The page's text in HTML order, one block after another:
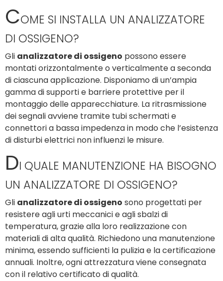
COME SI INSTALLA UN ANALIZZATORE
DI OSSIGENO?
Gli analizzatore di ossigeno possono essere
montati orizzontalmente o verticalmente a seconda
di ciascuna applicazione. Disponiamo di un’ampia
gamma di supporti e barriere protettive per il
montaggio delle apparecchiature. La ritrasmissione
dei segnali avviene tramite tubi schermati e
connettori a bassa impedenza in modo che l’esistenza
di disturbi elettrici non influenzi le misure.
DI QUALE MANUTENZIONE HA BISOGNO
UN ANALIZZATORE DI OSSIGENO?
Gli analizzatore di ossigeno sono progettati per
resistere agli urti meccanici e agli sbalzi di
temperatura, grazie alla loro realizzazione con
materiali di alta qualità. Richiedono una manutenzione
minima, essendo sufficienti la pulizia e la certificazione
annuali. Inoltre, ogni attrezzatura viene consegnata
con il relativo certificato di qualità.